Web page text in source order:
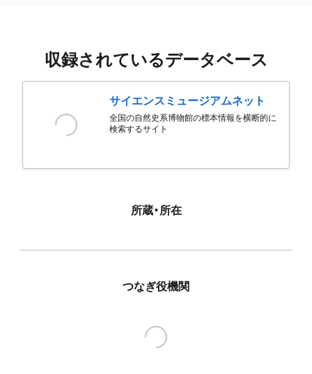
収録されているデータベース
サイエンスミュージアムネット
全国の自然史系博物館の標本情報を横断的に
検索するサイト
所蔵・所在
つなぎ役機関